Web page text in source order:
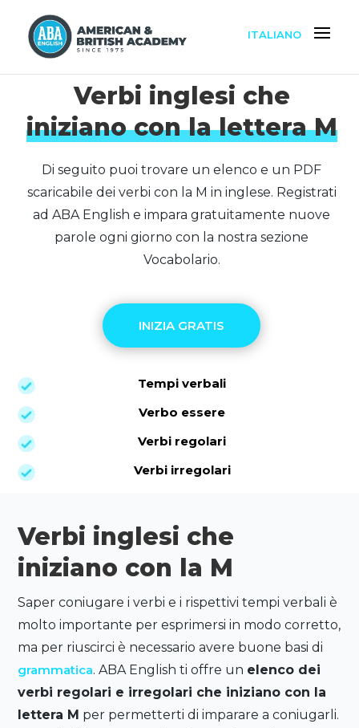
ITALIANO
Verbi inglesi che
iniziano con la lettera M
Di seguito puoi trovare un elenco e un PDF
scaricabile dei verbi con la M in inglese. Registrati
ad ABA English e impara gratuitamente nuove
parole ogni giorno con la nostra sezione
Vocabolario.
INIZIA GRATIS
Tempi verbali
Verbo essere
Verbi regolari
Verbi irregolari
Verbi inglesi che
iniziano con la M
Saper coniugare i verbi e i rispettivi tempi verbali è
molto importante per esprimersi in modo corretto,
ma per riuscirci è necessario avere buone basi di
grammatica. ABA English ti offre un elenco dei
verbi regolari e irregolari che iniziano con la
lettera M per permetterti di imparare a coniugarli.